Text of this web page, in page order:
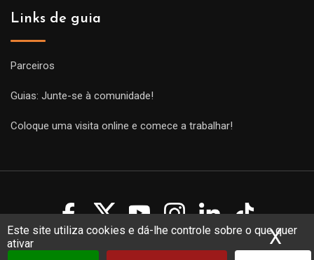
Este site utiliza cookies e dá-lhe controle sobre o que quer
ativar
X
Links de guia
Parceiros
Guias: Junte-se à comunidade!
Coloque uma visita online e comece a trabalhar!
Copyright Guides 2021. Tous droits réservés.
Développement